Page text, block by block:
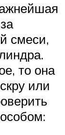
смеси,
то она
или